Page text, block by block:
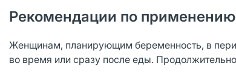
Рекомендации по применению
Женщинам, планирующим беременность, в
во время или сразу после еды.